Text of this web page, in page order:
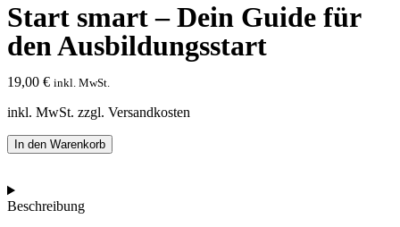
Start smart – Dein Guide für
den Ausbildungsstart
19,00 € inkl. MwSt.
inkl. MwSt. zzgl. Versandkosten
In den Warenkorb
Beschreibung